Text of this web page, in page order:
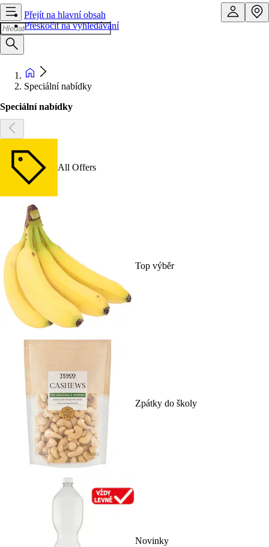
Přejít na hlavní obsah
Přeskočit na vyhledávání
Speciální nabídky
Speciální nabídky
All Offers
Top výběr
Zpátky do školy
Novinky